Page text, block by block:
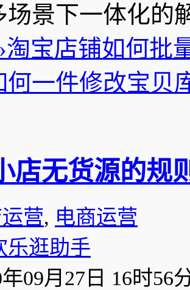
场景下一体化
淘宝店铺如何批
何一件修改宝贝
店无货源的规
营, 电商运营
乐逛助手
09月27日 16时56